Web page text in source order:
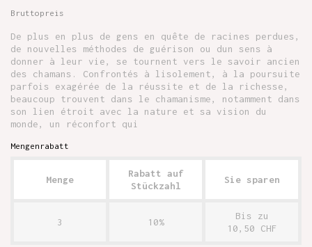
Bruttopreis
De plus en plus de gens en quête de racines perdues,
de nouvelles méthodes de guérison ou dun sens à
donner à leur vie, se tournent vers le savoir ancien
des chamans. Confrontés à lisolement, à la poursuite
parfois exagérée de la réussite et de la richesse,
beaucoup trouvent dans le chamanisme, notamment dans
son lien étroit avec la nature et sa vision du
monde, un réconfort qui
Mengenrabatt
Menge
Rabatt auf
Stückzahl
Sie sparen
3 10%
Bis zu
10,50 CHF